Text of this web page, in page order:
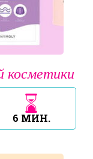
косметики
6 МИН.